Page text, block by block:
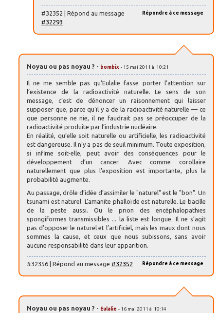
Répondre à ce message
#32352 | Répond au message
#32293
Noyau ou pas noyau ? - bombix - 15 mai 2011 à 10:21
Il ne me semble pas qu’Eulalie fasse porter l’attention sur
l’existence de la radioactivité naturelle. Le sens de son
message, c’est de dénoncer un raisonnement qui laisser
supposer que, parce qu’il y a de la radioactivité naturelle — ce
que personne ne nie, il ne faudrait pas se préoccuper de la
radioactivité produite par l’industrie nucléaire.
En réalité, qu’elle soit naturelle ou artificielle, les radioactivité
est dangereuse. Il n’y a pas de seuil minimum. Toute exposition,
si infime soit-elle, peut avoir des conséquences pour le
développement d’un cancer. Avec comme corollaire
naturellement que plus l’exposition est importante, plus la
probabilité augmente.
Au passage, drôle d’idée d’assimiler le "naturel" est le "bon". Un
tsunami est naturel. L’amanite phalloïde est naturelle. Le bacille
de la peste aussi. Ou le prion des encéphalopathies
spongiformes transmissibles ... la liste est longue. Il ne s’agit
pas d’opposer le naturel et l’artificiel, mais les maux dont nous
sommes la cause, et ceux que nous subissons, sans avoir
aucune responsabilité dans leur apparition.
Répondre à ce message
#32356 | Répond au message #32352
Noyau ou pas noyau ? - Eulalie - 16 mai 2011 à 10:14